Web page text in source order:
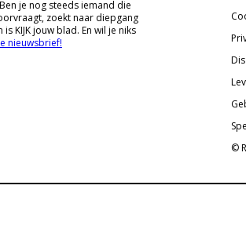
je nog steeds iemand die
zoekt naar diepgang
KIJK jouw blad. En wil je niks
nieuwsbrief!
©